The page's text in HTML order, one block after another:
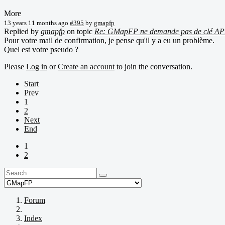
More
13 years 11 months ago #395 by gmapfp
Replied by gmapfp on topic Re: GMapFP ne demande pas de clé
Pour votre mail de confirmation, je pense qu'il y a eu un problème.
Quel est votre pseudo ?
Please Log in orCreate an account to join the conversation.
Start
Prev
1
2
Next
End
1
2
Forum
Index